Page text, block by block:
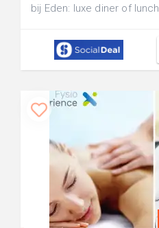
bij Eden: luxe diner of lunch